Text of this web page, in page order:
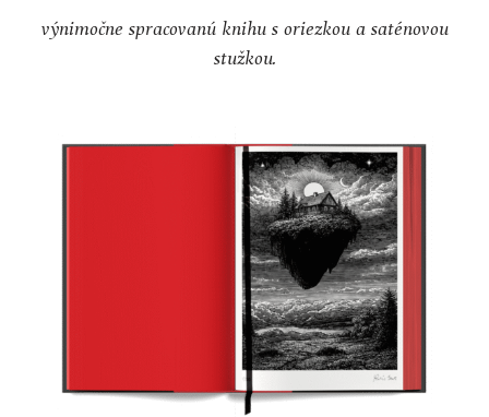
výnimočne spracovanú knihu s oriezkou a saténovou
stužkou.